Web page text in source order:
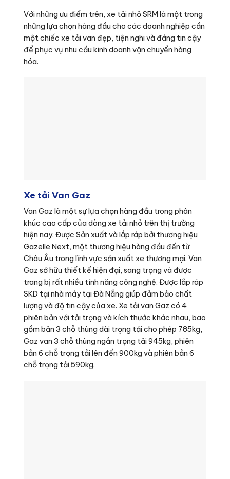
Với những ưu điểm trên, xe tải nhỏ SRM là một trong
những lựa chọn hàng đầu cho các doanh nghiệp cần
một chiếc xe tải van đẹp, tiện nghi và đáng tin cậy
để phục vụ nhu cầu kinh doanh vận chuyển hàng
hóa.
Xe tải Van Gaz
Van Gaz là một sự lựa chọn hàng đầu trong phân
khúc cao cấp của dòng xe tải nhỏ trên thị trường
hiện nay. Được Sản xuất và lắp ráp bởi thương hiệu
Gazelle Next, một thương hiệu hàng đầu đến từ
Châu Âu trong lĩnh vực sản xuất xe thương mại. Van
Gaz sở hữu thiết kế hiện đại, sang trọng và được
trang bị rất nhiều tính năng công nghệ. Được lắp ráp
SKD tại nhà máy tại Đà Nẵng giúp đảm bảo chất
lượng và độ tin cậy của xe. Xe tải van Gaz có 4
phiên bản với tải trọng và kích thước khác nhau, bao
gồm bản 3 chỗ thùng dài trọng tải cho phép 785kg,
Gaz van 3 chỗ thùng ngắn trọng tải 945kg, phiên
bản 6 chỗ trọng tải lên đến 900kg và phiên bản 6
chỗ trọng tải 590kg.